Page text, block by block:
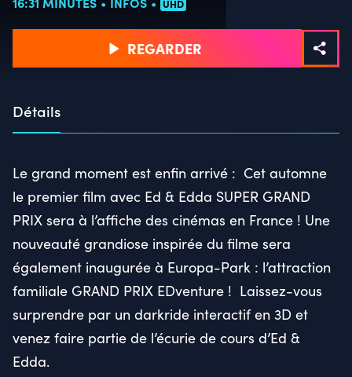
UHD
REGARDER
Détails
Le grand moment est enfin arrivé : Cet automne
le premier film avec Ed & Edda SUPER GRAND
PRIX sera à l’affiche des cinémas en France ! Une
nouveauté grandiose inspirée du filme sera
également inaugurée à Europa-Park : l’attraction
familiale GRAND PRIX EDventure ! Laissez-vous
surprendre par un darkride interactif en 3D et
venez faire partie de l’écurie de cours d’Ed &
Edda.